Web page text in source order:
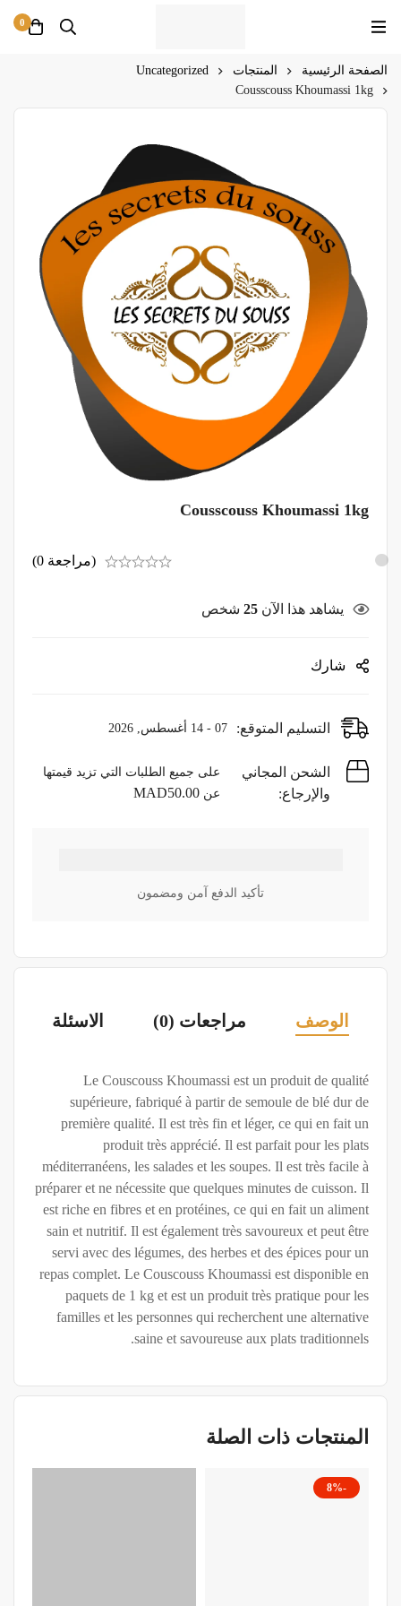
0
الصفحة الرئيسية المنتجات
Uncategorized
Cousscouss Khoumassi 1kg
Cousscouss Khoumassi 1kg
(مراجعة 0)
يشاهد هذا الآن 25 شخص
شارك
التسليم المتوقع: 07 - 14 أغسطس, 2026
الشحن المجاني
والإرجاع:
على جميع الطلبات التي تزيد قيمتها
عن
MAD50.00
تأكيد الدفع آمن ومضمون
الوصف مراجعات (0) الاسئلة
Le Couscouss Khoumassi est un produit de qualité
supérieure, fabriqué à partir de semoule de blé dur de
première qualité. Il est très fin et léger, ce qui en fait un
produit très apprécié. Il est parfait pour les plats
méditerranéens, les salades et les soupes. Il est très facile à
préparer et ne nécessite que quelques minutes de cuisson. Il
est riche en fibres et en protéines, ce qui en fait un aliment
sain et nutritif. Il est également très savoureux et peut être
servi avec des légumes, des herbes et des épices pour un
repas complet. Le Couscouss Khoumassi est disponible en
paquets de 1 kg et est un produit très pratique pour les
familles et les personnes qui recherchent une alternative
saine et savoureuse aux plats traditionnels.
المنتجات ذات الصلة
-8%